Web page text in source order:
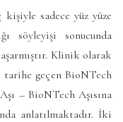
sadece yüz yüze
söyleyişi sonucunda
Klinik olarak
tarihe geçen BioNTech
– BioNTech Aşısına
anlatılmaktadır. İki